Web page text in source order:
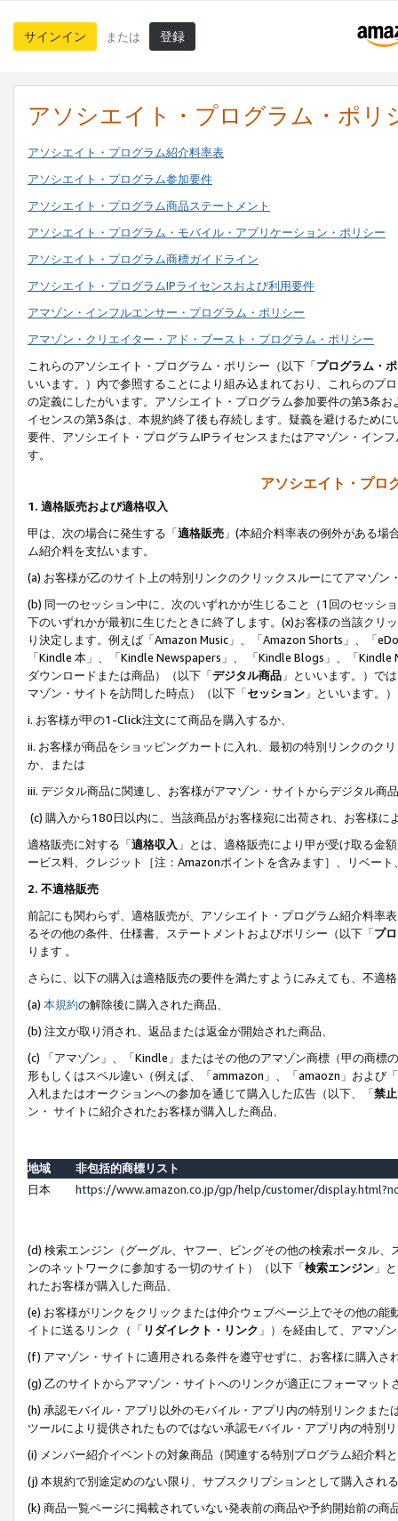
サインイン または 登録
アソシエイト・プログラム・ポリ
アソシエイト・プログラム紹介料率表
アソシエイト・プログラム参加要件
アソシエイト・プログラム商品ステートメント
アソシエイト・プログラム・モバイル・アプリケーション・ポリシー
アソシエイト・プログラム商標ガイドライン
アソシエイト・プログラムIPライセンスおよび利用要件
アマゾン・インフルエンサー・プログラム・ポリシー
アマゾン・クリエイター・アド・ブースト・プログラム・ポリシー
これらのアソシエイト・プログラム・ポリシー（以下「プログラム・
いいます。）内で参照することにより組み込まれており、これらのプ
の定義にしたがいます。アソシエイト・プログラム参加要件の第3条
イセンスの第3条は、本規約終了後も存続します。疑義を避けるため
要件、アソシエイト・プログラムIPライセンスまたはアマゾン・イン
す。
アソシエイト・プロ
1. 適格販売および適格収入
甲は、次の場合に発生する「適格販売 」(本紹介料率表の例外がある
ム紹介料を支払います。
(a) お客様が乙のサイト上の特別リンクのクリックスルーにてアマゾン
(b) 同一のセッション中に、次のいずれかが生じること（1回のセッシ
下のいずれかが最初に生じたときに終了します。(x)お客様の当該ク
り決定します。例えば「Amazon Music」、「Amazon Shorts」、「
「Kindle 本」、「Kindle Newspapers」、 「Kindle Blogs」、「
ダウンロードまたは商品）（以下「デジタル商品 」といいます。）で
マゾン・サイトを訪問した時点）（以下「セッション 」といいます。
i. お客様が甲の1-Click注文にて商品を購入するか、
ii. お客様が商品をショッピングカートに入れ、最初の特別リンクのク
か、または
iii. デジタル商品に関連し、お客様がアマゾン・サイトからデジタル
(c) 購入から180日以内に、当該商品がお客様宛に出荷され、お客様
適格販売に対する「適格収入 」とは、適格販売により甲が受け取る金
ービス料、クレジット［注：Amazonポイントを含みます］、リベー
2. 不適格販売
前記にも関わらず、適格販売が、アソシエイト・プログラム紹介料率
るその他の条件、仕様書、ステートメントおよびポリシー（以下「プ
ります 。
さらに、以下の購入は適格販売の要件を満たすようにみえても、不適
(a) 本規約の解除後に購入された商品、
(b) 注文が取り消され、返品または返金が開始された商品、
(c) 「アマゾン」、「Kindle」またはその他のアマゾン商標（甲の商
形もしくはスペル違い（例えば、「ammazon」、「amaozn」および
入札またはオークションへの参加を通じて購入した広告（以下、「禁
ン・ サイトに紹介されたお客様が購入した商品、
地域
非包括的商標リスト
日本
https://www.amazon.co.jp/gp/help/customer/
(d) 検索エンジン（グーグル、ヤフー、ビングその他の検索ポータル
ンのネットワークに参加する一切のサイト）（以下「検索エンジン 」
れたお客様が購入した商品、
(e) お客様がリンクをクリックまたは仲介ウェブページ上でその他の
イトに送るリンク（「 リダイレクト・リンク 」）を経由して、アマゾ
(f) アマゾン・サイトに適用される条件を遵守せずに、お客様に購入さ
(g) 乙のサイトからアマゾン・サイトへのリンクが適正にフォーマッ
(h) 承認モバイル・アプリ以外のモバイル・アプリ内の特別リンクま
ツールにより提供されたものではない承認モバイル・アプリ内の特別
(i) メンバー紹介イベントの対象商品（関連する特別プログラム紹介料
(j) 本規約で別途定めのない限り、サブスクリプションとして購入され
(k) 商品一覧ページに掲載されていない発表前の商品や予約開始前の商